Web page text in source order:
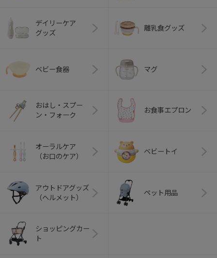
デイリーケア
グッズ
離乳食グッズ
ベビー食器 マグ
おはし・スプー
ン・フォーク
お食事エプロン
オーラルケア
（お口のケア）
ベビートイ
アウトドアグッズ
（ヘルメット）
ペット用品
ショッピングカー
ト